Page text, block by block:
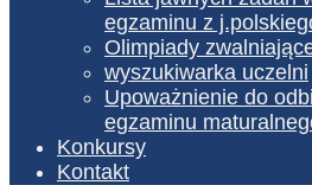
egzaminu z
Olimpiady
wyszukiwarka uczelni
Upoważnienie do
egzaminu
Konkursy
Kontakt